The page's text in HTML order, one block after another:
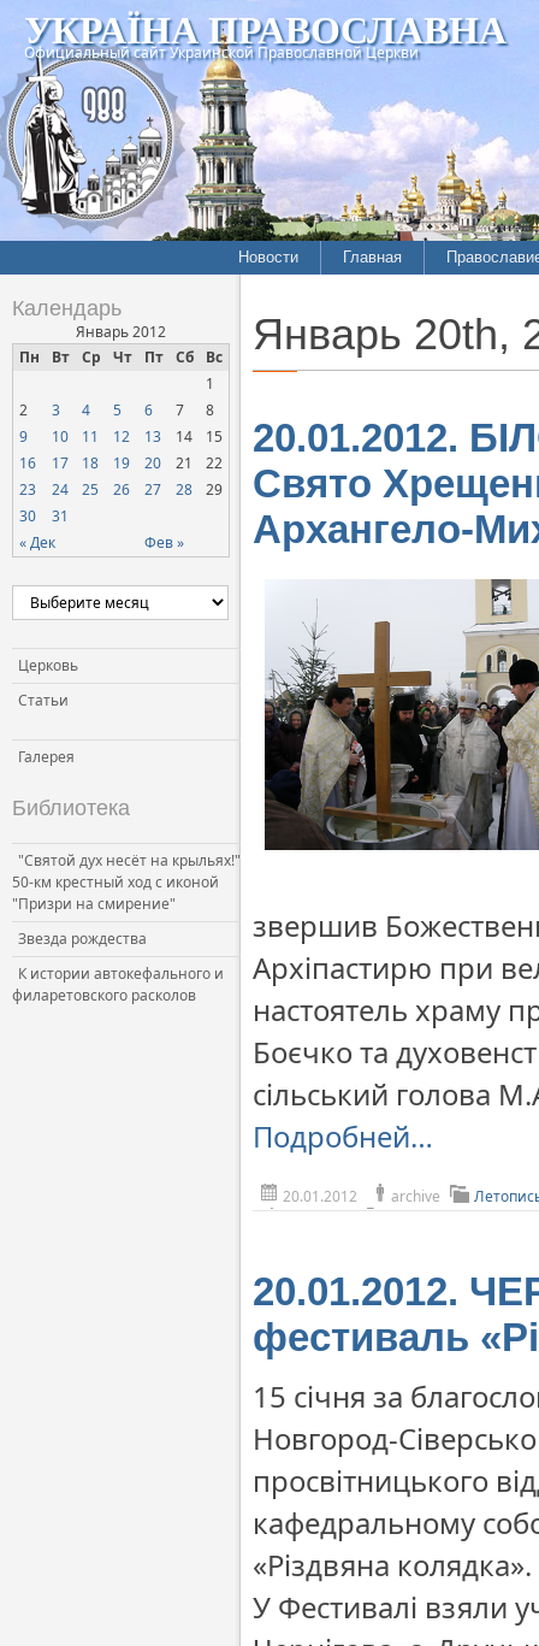
УКРАЇНА ПРАВОСЛАВНА
Официальный сайт Украинской Православной Церкви
Новости
Межконфессиональные
отношения
Официальная хроника
Расколы, ереси, секты
СЛУЖЕНИЕ
Церковь и общество
Церковь и СМИ
Главная
История
Календарь
Январь 2012
Пн
Вт Ср Чт Пт Сб Вс
« Дек Фев »
1
2
3 4 5 6 7
8
9
10 11 12 13 14
15
16
17 18 19 20 21
22
23
24 25 26 27 28
29
30
31
Церковь
Статьи
Галерея
Библиотека
"Святой дух несёт на крыльях!"
50-км крестный ход с иконой
"Призри на смирение"
Звезда рождества
К истории автокефального и
филаретовского расколов
Январь 20th,
20.01.2012.
Свято
Архангело-
звершив
Архіпастирю при
настоятель храму
Боєчко та
сільський голова
Подробней…
20.01.2012 archive
20.01.2012.
фестиваль
15 січня за
Новгород-
просвітницького
кафедральному
«Різдвяна колядка».
У Фестивалі взяли